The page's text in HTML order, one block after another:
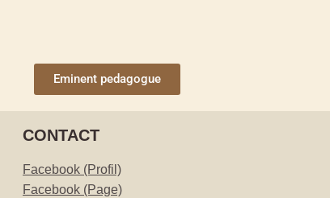
Eminent pedagogue
CONTACT
Facebook (Profil)
Facebook (Page)